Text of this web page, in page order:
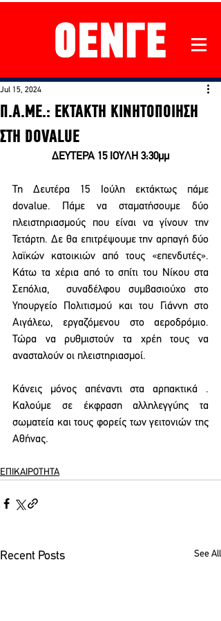
Π.Α.ΜΕ.: EKTAKTH ΚΙΝΗΤΟΠΟΙΗΣΗ
ΣΤΗ DOVALUE
Jul 15, 2024
ΔΕΥΤΕΡΑ 15 ΙΟΥΛΗ 3:30μμ
Τη Δευτέρα 15 Ιούλη εκτάκτως πάμε
dovalue. Πάμε να σταματήσουμε δύο
πλειστηριασμούς που είναι να γίνουν την
Τετάρτη. Δε θα επιτρέψουμε την αρπαγή δύο
λαϊκών κατοικιών από τους «επενδυτές».
Κάτω τα χέρια από το σπίτι του Νίκου στα
Σεπόλια,  συναδέλφου συμβασιούχο στο
Υπουργείο Πολιτισμού και του Γιάννη στο
Αιγάλεω, εργαζόμενου στο αεροδρόμιο.
Τώρα να ρυθμιστούν τα χρέη τους να
ανασταλούν οι πλειστηριασμοί.
Κάνεις μόνος απέναντι στα αρπακτικά .
Καλούμε σε έκφραση αλληλεγγύης τα
σωματεία και τους φορείς των γειτονιών της
Αθήνας.
ΕΠΙΚΑΙΡΟΤΗΤΑ
Recent Posts See All